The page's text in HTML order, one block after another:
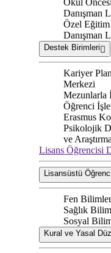
Okul
Danışman
Özel Eğitim
Danışman
Destek Birimleri
Kariyer
Merkezi
Mezunlarla
Öğrenci
Erasmus
Psikolojik
ve
Lisans Öğrencisi
Lisansüstü
Fen
Sağlık
Sosyal
Kural ve Yasal